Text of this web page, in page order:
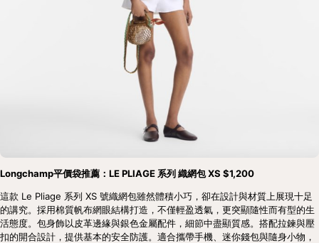
Longchamp平價袋推薦：LE PLIAGE 系列 織網包 XS $1,200
這款 Le Pliage 系列 XS 號織網包雖然體積小巧，卻在設計與材質上展現十足
的講究。採用棉質帆布網眼結構打造，不僅輕盈透氣，更突顯隨性而有型的生
活態度。包身飾以皮革邊緣與銀色金屬配件，細節中盡顯質感。搭配拉鍊與壓
扣的開合設計，提供基本的安全防護。適合攜帶手機、迷你錢包與隨身小物，